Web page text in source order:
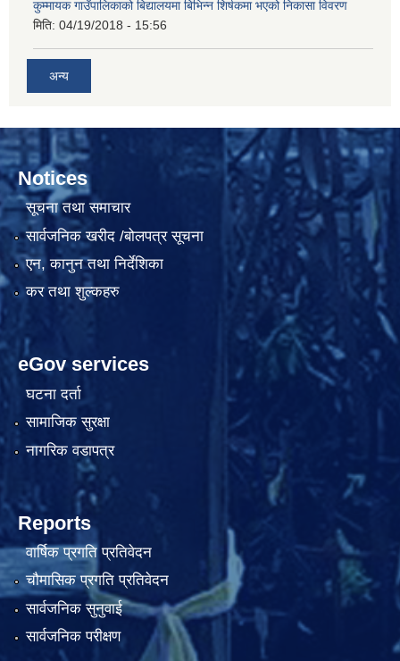
कुम्मायक गाउँपालिकाको बिद्यालयमा बिभिन्न शिर्षकमा भएको निकासा विवरण
मिति: 04/19/2018 - 15:56
अन्य
Notices
सूचना तथा समाचार
सार्वजनिक खरीद /बोलपत्र सूचना
एन, कानुन तथा निर्देशिका
कर तथा शुल्कहरु
eGov services
घटना दर्ता
सामाजिक सुरक्षा
नागरिक वडापत्र
Reports
वार्षिक प्रगति प्रतिवेदन
चौमासिक प्रगति प्रतिवेदन
सार्वजनिक सुनुवाई
सार्वजनिक परीक्षण